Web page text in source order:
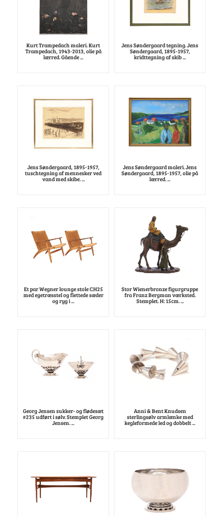
Kurt Trampedach maleri. Kurt
Trampedach, 1943-2013, olie på
lærred. Gående ...
Jens Søndergaard tegning. Jens
Søndergaard, 1895-1957,
kridttegning af skib ...
Jens Søndergaard, 1895-1957,
tuschtegning af mennesker ved
vand med skibe. ...
Jens Søndergaard maleri. Jens
Søndergaard, 1895-1957, olie på
lærred. ...
Et par Wegner lounge stole CH25
med egetræsstel og flettede sæder
og ryg i ...
Stor Wienerbronze figurgruppe
fra Franz Bergman værksted.
Stemplet. H: 15cm. ...
Georg Jensen sukker- og flødesæt
#235 udført i sølv. Stemplet Georg
Jensen. ...
Anni & Bent Knudsen
sterlingsølv armlænke med
kegleformede led og dobbelt ...